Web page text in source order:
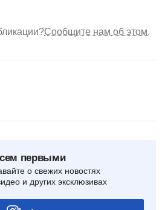
Сообщите нам об этом.
первыми
о свежих новостях
и других эксклюзивах